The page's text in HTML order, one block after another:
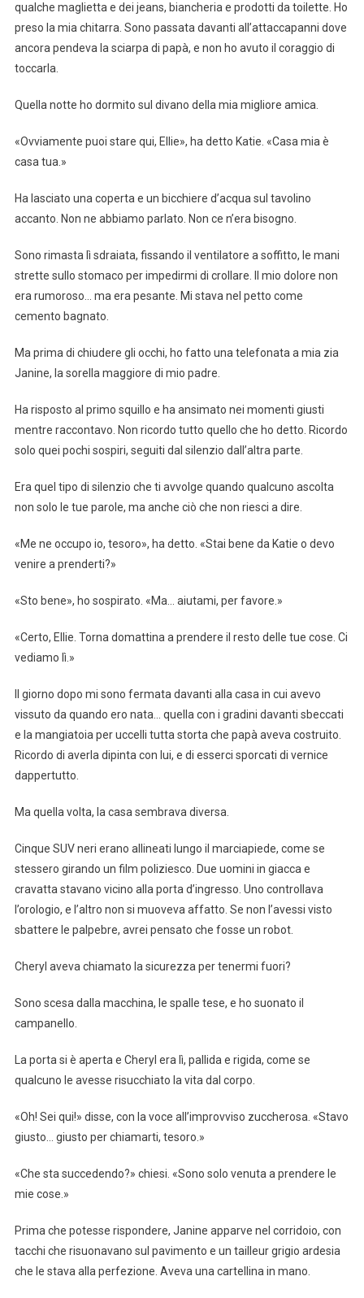
qualche maglietta e dei jeans, biancheria e prodotti da toilette. Ho
preso la mia chitarra. Sono passata davanti all’attaccapanni dove
ancora pendeva la sciarpa di papà, e non ho avuto il coraggio di
toccarla.
Quella notte ho dormito sul divano della mia migliore amica.
«Ovviamente puoi stare qui, Ellie», ha detto Katie. «Casa mia è
casa tua.»
Ha lasciato una coperta e un bicchiere d’acqua sul tavolino
accanto. Non ne abbiamo parlato. Non ce n’era bisogno.
Sono rimasta lì sdraiata, fissando il ventilatore a soffitto, le mani
strette sullo stomaco per impedirmi di crollare. Il mio dolore non
era rumoroso… ma era pesante. Mi stava nel petto come
cemento bagnato.
Ma prima di chiudere gli occhi, ho fatto una telefonata a mia zia
Janine, la sorella maggiore di mio padre.
Ha risposto al primo squillo e ha ansimato nei momenti giusti
mentre raccontavo. Non ricordo tutto quello che ho detto. Ricordo
solo quei pochi sospiri, seguiti dal silenzio dall’altra parte.
Era quel tipo di silenzio che ti avvolge quando qualcuno ascolta
non solo le tue parole, ma anche ciò che non riesci a dire.
«Me ne occupo io, tesoro», ha detto. «Stai bene da Katie o devo
venire a prenderti?»
«Sto bene», ho sospirato. «Ma… aiutami, per favore.»
«Certo, Ellie. Torna domattina a prendere il resto delle tue cose. Ci
vediamo lì.»
Il giorno dopo mi sono fermata davanti alla casa in cui avevo
vissuto da quando ero nata… quella con i gradini davanti sbeccati
e la mangiatoia per uccelli tutta storta che papà aveva costruito.
Ricordo di averla dipinta con lui, e di esserci sporcati di vernice
dappertutto.
Ma quella volta, la casa sembrava diversa.
Cinque SUV neri erano allineati lungo il marciapiede, come se
stessero girando un film poliziesco. Due uomini in giacca e
cravatta stavano vicino alla porta d’ingresso. Uno controllava
l’orologio, e l’altro non si muoveva affatto. Se non l’avessi visto
sbattere le palpebre, avrei pensato che fosse un robot.
Cheryl aveva chiamato la sicurezza per tenermi fuori?
Sono scesa dalla macchina, le spalle tese, e ho suonato il
campanello.
La porta si è aperta e Cheryl era lì, pallida e rigida, come se
qualcuno le avesse risucchiato la vita dal corpo.
«Oh! Sei qui!» disse, con la voce all’improvviso zuccherosa. «Stavo
giusto… giusto per chiamarti, tesoro.»
«Che sta succedendo?» chiesi. «Sono solo venuta a prendere le
mie cose.»
Prima che potesse rispondere, Janine apparve nel corridoio, con
tacchi che risuonavano sul pavimento e un tailleur grigio ardesia
che le stava alla perfezione. Aveva una cartellina in mano.